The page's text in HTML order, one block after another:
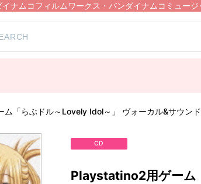
イナムコフィルムワークス・バンダイナムコミュー
「らぶドル～Lovely Idol～」 ヴォーカル&サウン
CD
Playstatino2用ゲーム